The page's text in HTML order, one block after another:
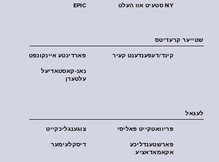
EPIC NY סטעיט אוו העלט
שטייער קרעדיטס
פארדינטע איינקונפט קינד/דעפענדענט קעיר
נאנ-קאסטאדיעל
עלטערן
לעגאל
צוגענגליכקייט פּריוואטקייט פּאליסי
דיסקלעימער
פארשטענדליכע
אקאמאדאציע